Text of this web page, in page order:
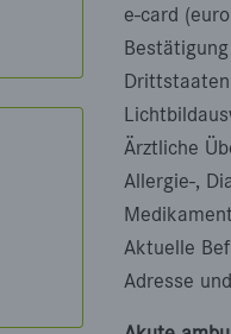
e-card
Ärztliche
Allergie-,
Aktuelle
Adresse